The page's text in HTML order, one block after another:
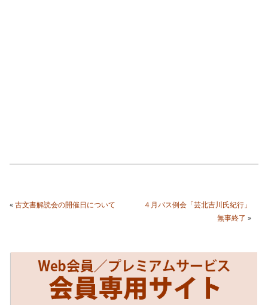
«古文書解読会の開催日について
４月バス例会「芸北吉川氏紀行」
無事終了 »